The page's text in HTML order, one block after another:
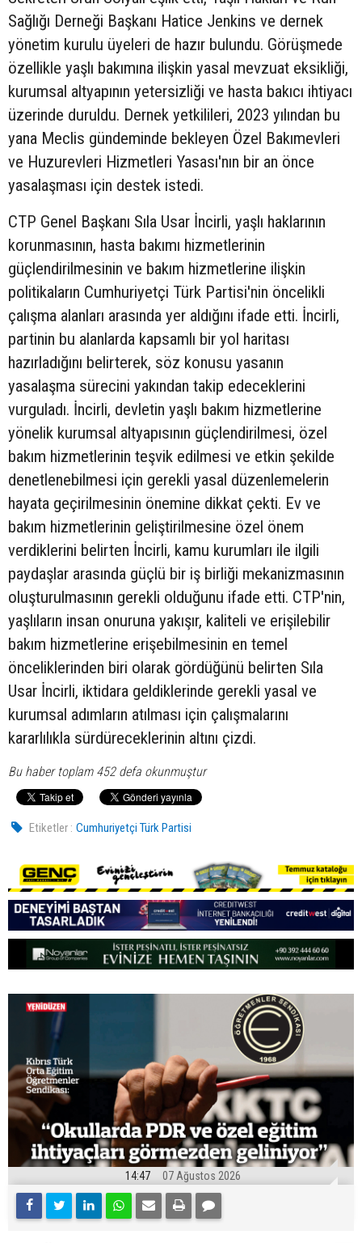
Sağlığı Derneği Başkanı Hatice Jenkins ve dernek
yönetim kurulu üyeleri de hazır bulundu. Görüşmede
özellikle yaşlı bakımına ilişkin yasal mevzuat eksikliği,
kurumsal altyapının yetersizliği ve hasta bakıcı ihtiyacı
üzerinde duruldu. Dernek yetkilileri, 2023 yılından bu
yana Meclis gündeminde bekleyen Özel Bakımevleri
ve Huzurevleri Hizmetleri Yasası'nın bir an önce
yasalaşması için destek istedi.
CTP Genel Başkanı Sıla Usar İncirli, yaşlı haklarının
korunmasının, hasta bakımı hizmetlerinin
güçlendirilmesinin ve bakım hizmetlerine ilişkin
politikaların Cumhuriyetçi Türk Partisi'nin öncelikli
çalışma alanları arasında yer aldığını ifade etti. İncirli,
partinin bu alanlarda kapsamlı bir yol haritası
hazırladığını belirterek, söz konusu yasanın
yasalaşma sürecini yakından takip edeceklerini
vurguladı. İncirli, devletin yaşlı bakım hizmetlerine
yönelik kurumsal altyapısının güçlendirilmesi, özel
bakım hizmetlerinin teşvik edilmesi ve etkin şekilde
denetlenebilmesi için gerekli yasal düzenlemelerin
hayata geçirilmesinin önemine dikkat çekti. Ev ve
bakım hizmetlerinin geliştirilmesine özel önem
verdiklerini belirten İncirli, kamu kurumları ile ilgili
paydaşlar arasında güçlü bir iş birliği mekanizmasının
oluşturulmasının gerekli olduğunu ifade etti. CTP'nin,
yaşlıların insan onuruna yakışır, kaliteli ve erişilebilir
bakım hizmetlerine erişebilmesinin en temel
önceliklerinden biri olarak gördüğünü belirten Sıla
Usar İncirli, iktidara geldiklerinde gerekli yasal ve
kurumsal adımların atılması için çalışmalarını
kararlılıkla sürdüreceklerinin altını çizdi.
Bu haber toplam 452 defa okunmuştur
Etiketler : Cumhuriyetçi Türk Partisi
14:47 07 Ağustos 2026